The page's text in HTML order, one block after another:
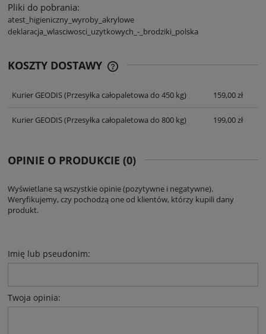
Pliki do pobrania:
atest_higieniczny_wyroby_akrylowe
deklaracja_wlasciwosci_uzytkowych_-_brodziki_polska
KOSZTY DOSTAWY
Kurier GEODIS(Przesyłka całopaletowa do 450 kg) 159,00 zł
Kurier GEODIS(Przesyłka całopaletowa do 800 kg) 199,00 zł
OPINIE O PRODUKCIE (0)
Wyświetlane są wszystkie opinie (pozytywne i negatywne).
Weryfikujemy, czy pochodzą one od klientów, którzy kupili dany
produkt.
Imię lub pseudonim:
Twoja opinia: